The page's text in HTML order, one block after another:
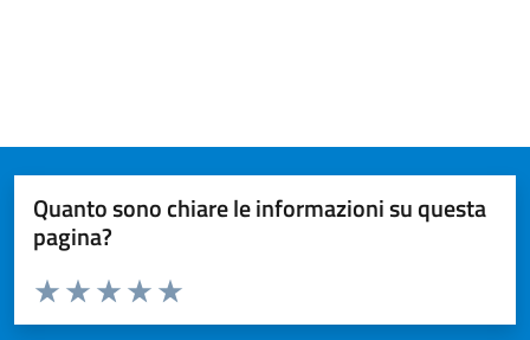
Quanto sono chiare le informazioni su questa
pagina?
Valuta da 1 a 5 stelle la pagina
Valuta 5 stelle su 5
Valuta 4 stelle su 5
Valuta 3 stelle su 5
Valuta 2 stelle su 5
Valuta 1 stelle su 5